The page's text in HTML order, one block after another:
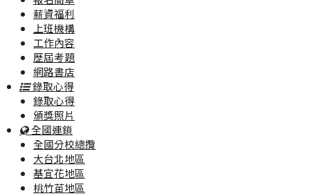
薪資福利
上班機構
工作內容
歷屆考題
網路書店
錄取心得
錄取心得
頒獎照片
全國連鎖
全國分校總攬
大台北地區
基宜花地區
桃竹苗地區